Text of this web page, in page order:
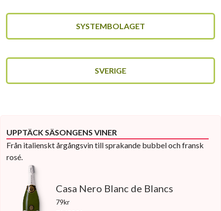
SYSTEMBOLAGET
SVERIGE
UPPTÄCK SÄSONGENS VINER
Från italienskt årgångsvin till sprakande bubbel och fransk
rosé.
Casa Nero Blanc de Blancs
79kr